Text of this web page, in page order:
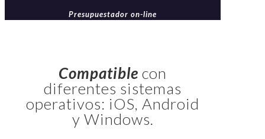
Presupuestador on-line
Compatible con
diferentes sistemas
operativos: iOS, Android
y Windows.